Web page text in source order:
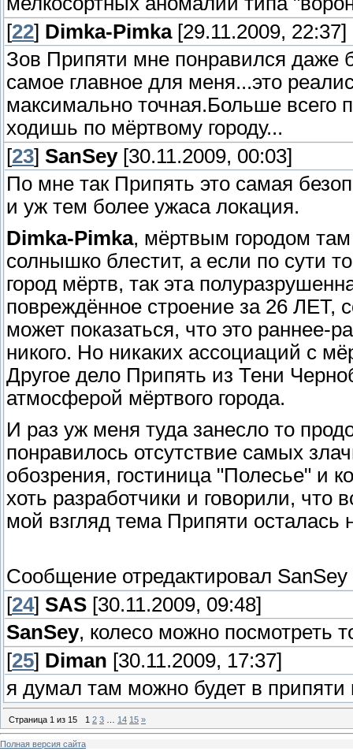
[22] Dimka-Pimka[29.11.2009, 22:37]
Зов Припяти мне понравился
самое главное для меня...это
максимально точная.Больше всего
ходишь по мёртвому городу...
[23] SanSey[30.11.2009, 00:03]
По мне так Припять это самая
и уж тем более ужаса локация.
Dimka-Pimka, мёртвым городом там
солнышко блестит, а если по сути
город мёртв, так эта
повреждённое строение за 26 ЛЕТ,
может показаться, что это раннее-
никого. Но никаких ассоциаций с
Другое дело Припять из Тени
атмосферой мёртвого города.
И раз уж меня туда занесло то
понравилось отсутствие самых
обозрения, гостиница "Полесье" и
хоть разработчики и говорили, что
мой взгляд тема Припяти осталась
Сообщение отредактировал SanSey
[24] SAS [30.11.2009, 09:48]
SanSey, колесо можно посмотреть
[25] Diman [30.11.2009, 17:37]
я думал там можно будет в припяти
Страница 1 из 15 1 2 3 14 15 »
Полная версия сайта